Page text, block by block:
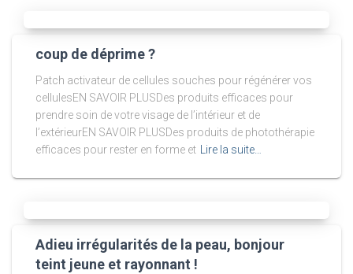
coup de déprime ?
Patch activateur de cellules souches pour régénérer vos
cellulesEN SAVOIR PLUSDes produits efficaces pour
prendre soin de votre visage de l’intérieur et de
l’extérieurEN SAVOIR PLUSDes produits de photothérapie
efficaces pour rester en forme et Lire la suite…
Adieu irrégularités de la peau, bonjour
teint jeune et rayonnant !